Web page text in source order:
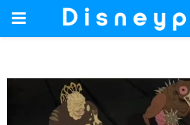
PRIMARY